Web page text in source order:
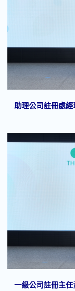
助理公司註冊處
一級公司註冊主